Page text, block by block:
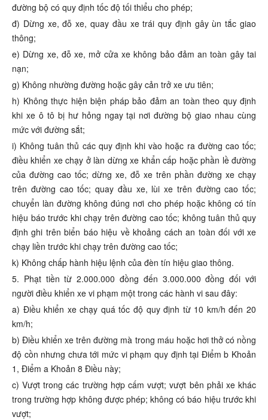
đường bộ có quy định tốc độ tối thiểu cho phép;
đ) Dừng xe, đỗ xe, quay đầu xe trái quy định gây ùn tắc giao
thông;
e) Dừng xe, đỗ xe, mở cửa xe không bảo đảm an toàn gây tai
nạn;
g) Không nhường đường hoặc gây cản trở xe ưu tiên;
h) Không thực hiện biện pháp bảo đảm an toàn theo quy định
khi xe ô tô bị hư hỏng ngay tại nơi đường bộ giao nhau cùng
mức với đường sắt;
i) Không tuân thủ các quy định khi vào hoặc ra đường cao tốc;
điều khiển xe chạy ở làn dừng xe khẩn cấp hoặc phần lề đường
của đường cao tốc; dừng xe, đỗ xe trên phần đường xe chạy
trên đường cao tốc; quay đầu xe, lùi xe trên đường cao tốc;
chuyển làn đường không đúng nơi cho phép hoặc không có tín
hiệu báo trước khi chạy trên đường cao tốc; không tuân thủ quy
định ghi trên biển báo hiệu về khoảng cách an toàn đối với xe
chạy liền trước khi chạy trên đường cao tốc;
k) Không chấp hành hiệu lệnh của đèn tín hiệu giao thông.
5. Phạt tiền từ 2.000.000 đồng đến 3.000.000 đồng đối với
người điều khiển xe vi phạm một trong các hành vi sau đây:
a) Điều khiển xe chạy quá tốc độ quy định từ 10 km/h đến 20
km/h;
b) Điều khiển xe trên đường mà trong máu hoặc hơi thở có nồng
độ cồn nhưng chưa tới mức vi phạm quy định tại Điểm b Khoản
1, Điểm a Khoản 8 Điều này;
c) Vượt trong các trường hợp cấm vượt; vượt bên phải xe khác
trong trường hợp không được phép; không có báo hiệu trước khi
vượt;